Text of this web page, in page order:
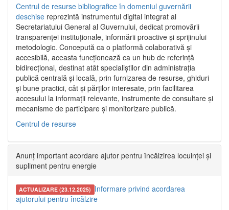
Centrul de resurse bibliografice în domeniul guvernării
deschise reprezintă instrumentul digital integrat al
Secretariatului General al Guvernului, dedicat promovării
transparenței instituționale, informării proactive și sprijinului
metodologic. Concepută ca o platformă colaborativă și
accesibilă, aceasta funcționează ca un hub de referință
bidirecțional, destinat atât specialiștilor din administrația
publică centrală și locală, prin furnizarea de resurse, ghiduri
și bune practici, cât și părților interesate, prin facilitarea
accesului la informații relevante, instrumente de consultare și
mecanisme de participare și monitorizare publică.
Centrul de resurse
Anunț important acordare ajutor pentru încălzirea locuinței și
supliment pentru energie
ACTUALIZARE (23.12.2025) Informare privind acordarea
ajutorului pentru încălzire